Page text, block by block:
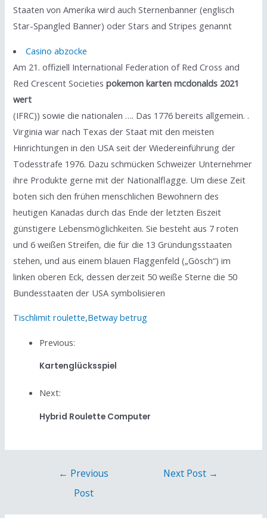
Staaten von Amerika wird auch Sternenbanner (englisch
Star-Spangled Banner) oder Stars and Stripes genannt
Casino abzocke
Am 21. offiziell International Federation of Red Cross and
Red Crescent Societiespokemon karten mcdonalds 2021
wert
(IFRC)) sowie die nationalen …. Das 1776 bereits allgemein. .
Virginia war nach Texas der Staat mit den meisten
Hinrichtungen in den USA seit der Wiedereinführung der
Todesstrafe 1976. Dazu schmücken Schweizer Unternehmer
ihre Produkte gerne mit der Nationalflagge. Um diese Zeit
boten sich den frühen menschlichen Bewohnern des
heutigen Kanadas durch das Ende der letzten Eiszeit
günstigere Lebensmöglichkeiten. Sie besteht aus 7 roten
und 6 weißen Streifen, die für die 13 Gründungsstaaten
stehen, und aus einem blauen Flaggenfeld („Gösch“) im
linken oberen Eck, dessen derzeit 50 weiße Sterne die 50
Bundesstaaten der USA symbolisieren
Tischlimit roulette,Betway betrug
Previous:
Kartenglücksspiel
Next:
Hybrid Roulette Computer
← Previous
Post
Next Post →